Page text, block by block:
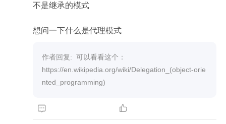
不是继承的模式
想问一下什么是代理模式
作者回复:  可以看看这个：
https://en.wikipedia.org/wiki/Delegation_(object-orie
nted_programming)
 